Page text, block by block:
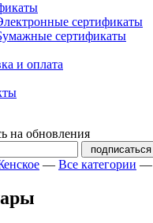
сертификаты
сертификаты
и оплата
на обновления
подписаться
— Все категории —